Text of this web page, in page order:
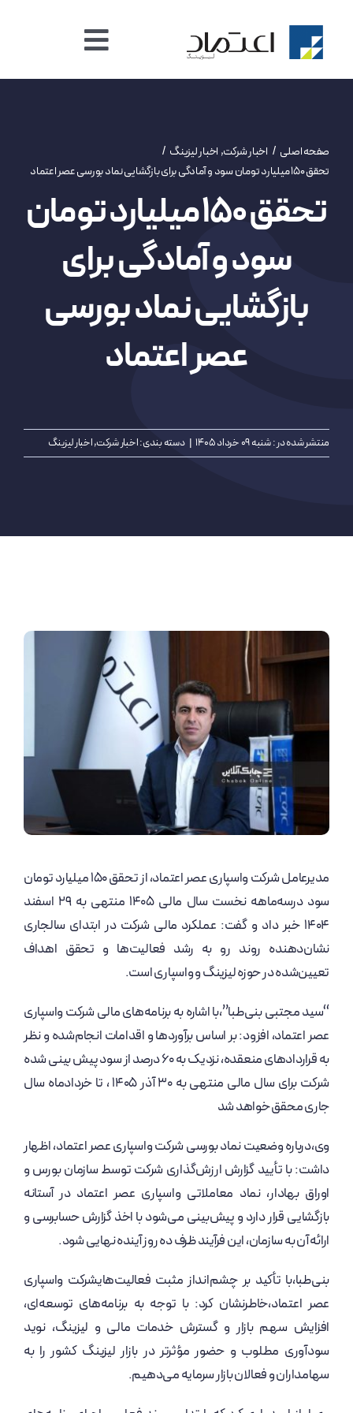
content
نمایش
صنعت لیزینگ
اخبار
امور سهام
خدمات غیر حضوری
تماس با ما
صفحه اصلی اخبار شرکت اخبار لیزینگ
تحقق ۱۵۰ میلیارد تومان سود و آمادگی برای بازگشایی نماد بورسی عصر اعتماد
تحقق ۱۵۰ میلیارد تومان
سود و آمادگی برای
بازگشایی نماد بورسی
عصر اعتماد
منتشر شده در : شنبه 09 خرداد 1405 | دسته بندی:اخبار شرکت,اخبار لیزینگ
مدیرعامل شرکت واسپاری عصر اعتماد، از تحقق ۱۵۰ میلیارد تومان
سود درسه‌ماهه نخست سال مالی ۱۴۰۵ منتهی به ۲۹ اسفند
۱۴۰۴ خبر داد و گفت: عملکرد مالی شرکت در ابتدای سالجاری
نشان‌دهنده روند رو به رشد فعالیت‌ها و تحقق اهداف
تعیین‌شده در حوزه لیزینگ و واسپاری است.
“سید مجتبی بنی‌طبا”،با اشاره به برنامه‌های مالی شرکت واسپاری
عصر اعتماد، افزود: بر اساس برآوردها و اقدامات انجام‌شده و نظر
به قراردادهای منعقده، نزدیک به ۶۰ درصد از سود پیش بینی شده
شرکت برای سال مالی منتهی به ۳۰ آذر ۱۴۰۵ ، تا خردادماه سال
جاری محقق خواهد شد
وی،درباره وضعیت نماد بورسی شرکت واسپاری عصر اعتماد، اظهار
داشت: با تأیید گزارش ارزش‌گذاری شرکت توسط سازمان بورس و
اوراق بهادار، نماد معاملاتی واسپاری عصر اعتماد در آستانه
بازگشایی قرار دارد و پیش‌بینی می‌شود با اخذ گزارش حسابرسی و
ارائه آن به سازمان، این فرآیند ظرف ده روز آینده نهایی شود.
بنی‌طبا،با تأکید بر چشم‌انداز مثبت فعالیت‌هایشرکت واسپاری
عصر اعتماد،خاطرنشان کرد: با توجه به برنامه‌های توسعه‌ای،
افزایش سهم بازار و گسترش خدمات مالی و لیزینگ، نوید
سودآوری مطلوب و حضور مؤثرتر در بازار لیزینگ کشور را به
سهامداران و فعالان بازار سرمایه می‌دهیم.